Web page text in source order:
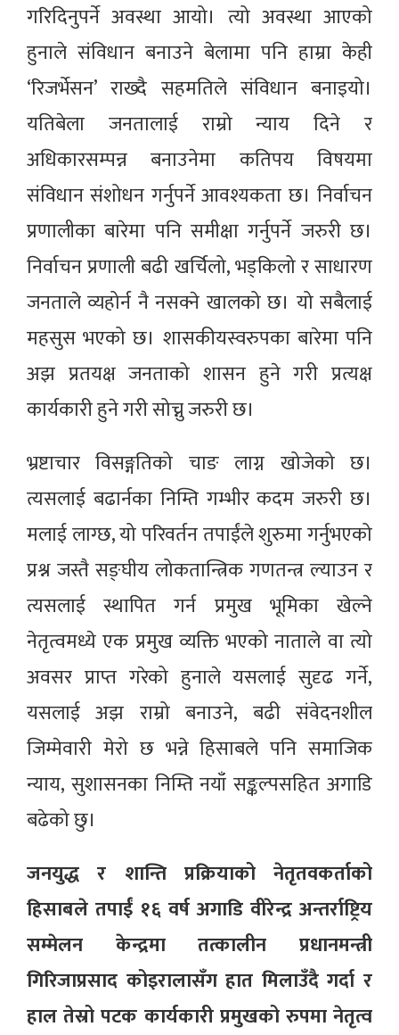
गरिदिनुपर्ने अवस्था आयो। त्यो अवस्था आएको
हुनाले संविधान बनाउने बेलामा पनि हाम्रा केही
‘रिजर्भेसन’ राख्दै सहमतिले संविधान बनाइयो।
यतिबेला जनतालाई राम्रो न्याय दिने र
अधिकारसम्पन्न बनाउनेमा कतिपय विषयमा
संविधान संशोधन गर्नुपर्ने आवश्यकता छ। निर्वाचन
प्रणालीका बारेमा पनि समीक्षा गर्नुपर्ने जरुरी छ।
निर्वाचन प्रणाली बढी खर्चिलो, भड्किलो र साधारण
जनताले व्यहोर्न नै नसक्ने खालको छ। यो सबैलाई
महसुस भएको छ। शासकीयस्वरुपका बारेमा पनि
अझ प्रतयक्ष जनताको शासन हुने गरी प्रत्यक्ष
कार्यकारी हुने गरी सोच्नु जरुरी छ।
भ्रष्टाचार विसङ्गतिको चाङ लाग्न खोजेको छ।
त्यसलाई बढार्नका निम्ति गम्भीर कदम जरुरी छ।
मलाई लाग्छ, यो परिवर्तन तपाईंले शुरुमा गर्नुभएको
प्रश्न जस्तै सङ्घीय लोकतान्त्रिक गणतन्त्र ल्याउन र
त्यसलाई स्थापित गर्न प्रमुख भूमिका खेल्ने
नेतृत्वमध्ये एक प्रमुख व्यक्ति भएको नाताले वा त्यो
अवसर प्राप्त गरेको हुनाले यसलाई सुदृढ गर्ने,
यसलाई अझ राम्रो बनाउने, बढी संवेदनशील
जिम्मेवारी मेरो छ भन्ने हिसाबले पनि समाजिक
न्याय, सुशासनका निम्ति नयाँ सङ्कल्पसहित अगाडि
बढेको छु।
जनयुद्ध र शान्ति प्रक्रियाको नेतृतवकर्ताको
हिसाबले तपाईं १६ वर्ष अगाडि वीरेन्द्र अन्तर्राष्ट्रिय
सम्मेलन केन्द्रमा तत्कालीन प्रधानमन्त्री
गिरिजाप्रसाद कोइरालासँग हात मिलाउँदै गर्दा र
हाल तेस्रो पटक कार्यकारी प्रमुखको रुपमा नेतृत्व